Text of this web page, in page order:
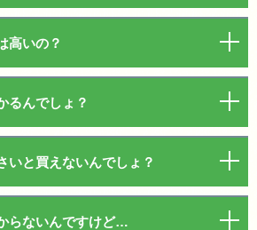
高いの？
るんでしょ？
いと買えないんでしょ？
らないんですけど…